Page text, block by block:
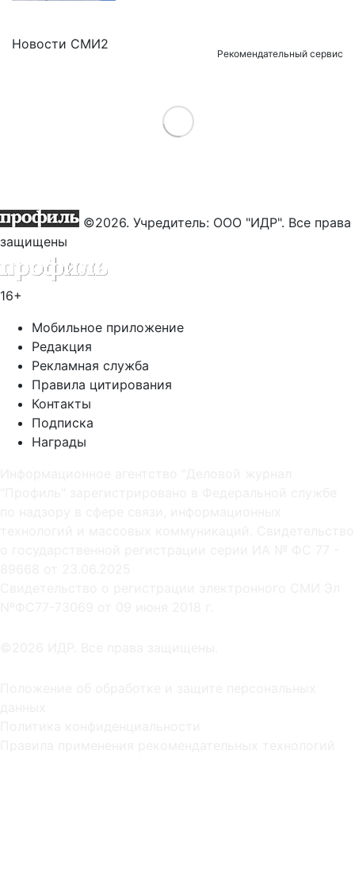
Новости СМИ2
Рекомендательный сервис
Load More
©2026. Учредитель: ООО "ИДР". Все права
защищены
16+
Мобильное приложение
Редакция
Рекламная служба
Правила цитирования
Контакты
Подписка
Награды